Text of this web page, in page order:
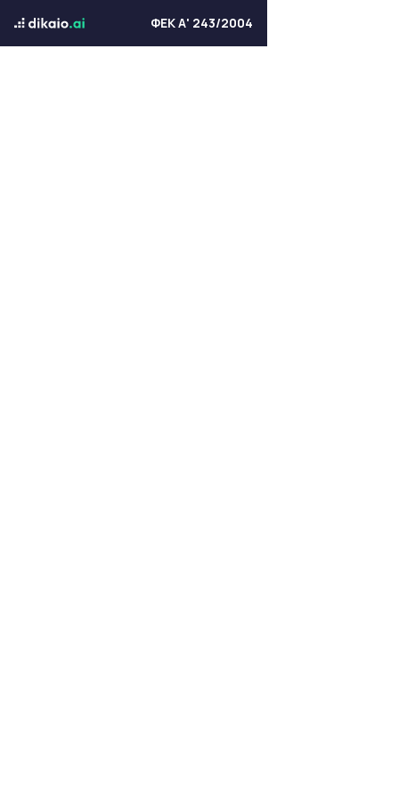
ΦΕΚ Α' 243/2004